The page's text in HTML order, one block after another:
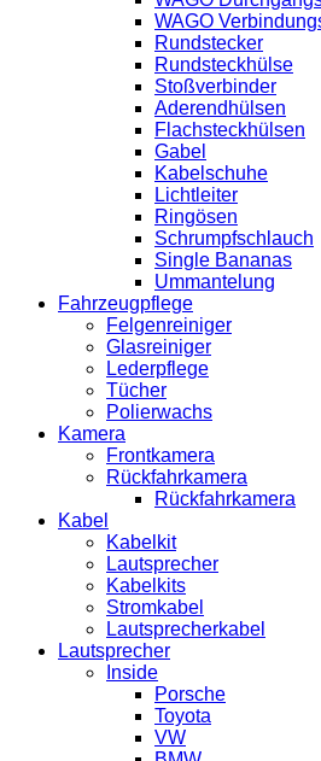
WAGO
Rundstecker
Rundsteckhülse
Stoßverbinder
Aderendhülsen
Flachsteckhülsen
Gabel
Kabelschuhe
Lichtleiter
Ringösen
Schrumpfschlauch
Single Bananas
Ummantelung
Fahrzeugpflege
Felgenreiniger
Glasreiniger
Lederpflege
Tücher
Polierwachs
Kamera
Frontkamera
Rückfahrkamera
Rückfahrkamera
Kabel
Kabelkit
Lautsprecher
Kabelkits
Stromkabel
Lautsprecherkabel
Lautsprecher
Inside
Porsche
Toyota
VW